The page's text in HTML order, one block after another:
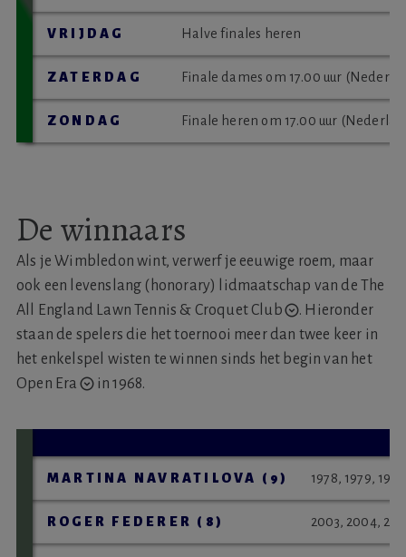
VRIJDAG halve finales heren
ZATERDAG finale dames om 17.00 uur
ZONDAG finale heren om 17.00 uur
De winnaars
Als je Wimbledon wint, verwerf je eeuwige roem, maar
ook een levenslang (honorary) lidmaatschap van de The
All England Lawn Tennis & Croquet Club
. Hieronder
staan de spelers die het toernooi meer dan twee keer in
het enkelspel wisten te winnen sinds het begin van het
Open Era
in 1968.
MARTINA NAVRATILOVA (9) 1978, 1979,
ROGER FEDERER (8) 2003, 2004,